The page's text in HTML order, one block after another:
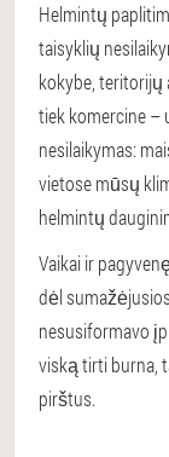
Helmintų
taisyklių
kokybe, teritorijų
tiek komercine –
nesilaikymas:
vietose mūsų
helmintų
Vaikai ir
dėl
nesusiformavo
viską tirti burna,
pirštus.